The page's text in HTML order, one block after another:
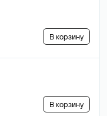
В корзину
В корзину